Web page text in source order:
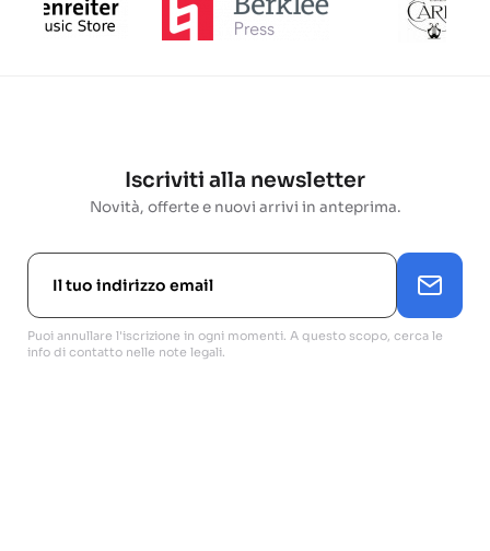
Iscriviti alla newsletter
Novità, offerte e nuovi arrivi in anteprima.
Puoi annullare l'iscrizione in ogni momenti. A questo scopo, cerca le
info di contatto nelle note legali.